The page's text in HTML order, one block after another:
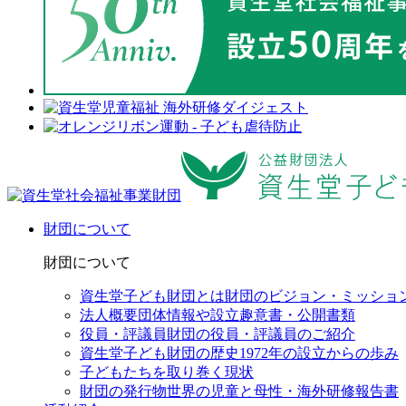
財団について
財団について
資生堂子ども財団とは財団のビジョン・ミッショ
法人概要団体情報や設立趣意書・公開書類
役員・評議員財団の役員・評議員のご紹介
資生堂子ども財団の歴史1972年の設立からの歩み
子どもたちを取り巻く現状
財団の発行物世界の児童と母性・海外研修報告書